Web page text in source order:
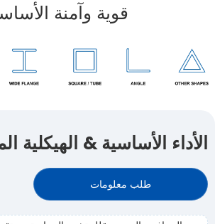
قوية وآمنة
الأداء الأساسية & الهيكلية
طلب معلومات